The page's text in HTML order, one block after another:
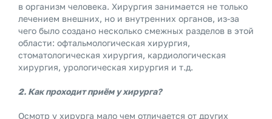
в организм человека. Хирургия занимается не только
лечением внешних, но и внутренних органов, из-за
чего было создано несколько смежных разделов в этой
области: офтальмологическая хирургия,
стоматологическая хирургия, кардиологическая
хирургия, урологическая хирургия и т.д.
2. Как проходит приём у хирурга?
Осмотр у хирурга мало чем отличается от других